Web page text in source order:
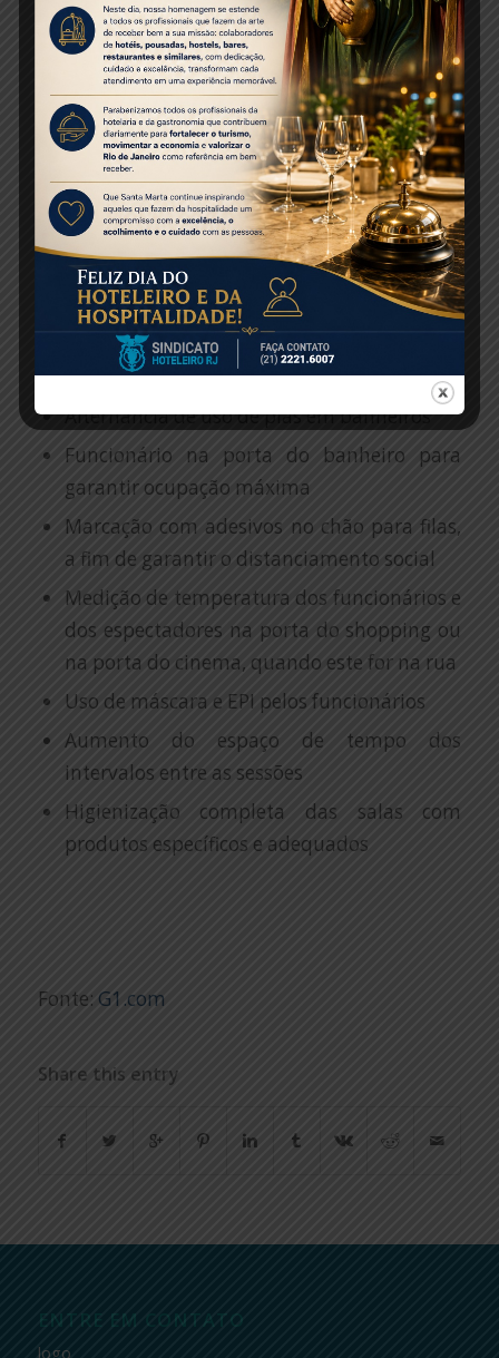
dentro da sala, com o espectador sentado
em seu lugar pré-marcado
Ocupação máxima reduzida a 50%
Distanciamento social dentro da sala
garantido de 1,5 metro
Fluxo de saída ao final da sessão fila a fila e
orientado por funcionário do cinema
Terminais de compra de ingressos e
bilheterias operando com distanciamento
entre si
Fechamento de bebedouros públicos
Alternância de uso de pias em banheiros
Funcionário na porta do banheiro para
garantir ocupação máxima
Marcação com adesivos no chão para filas,
a fim de garantir o distanciamento social
Medição de temperatura dos funcionários e
dos espectadores na porta do shopping ou
na porta do cinema, quando este for na rua
Uso de máscara e EPI pelos funcionários
Aumento do espaço de tempo dos
intervalos entre as sessões
Higienização completa das salas com
produtos específicos e adequados
Fonte: G1.com
Share this entry
ENTRE EM CONTATO
logo